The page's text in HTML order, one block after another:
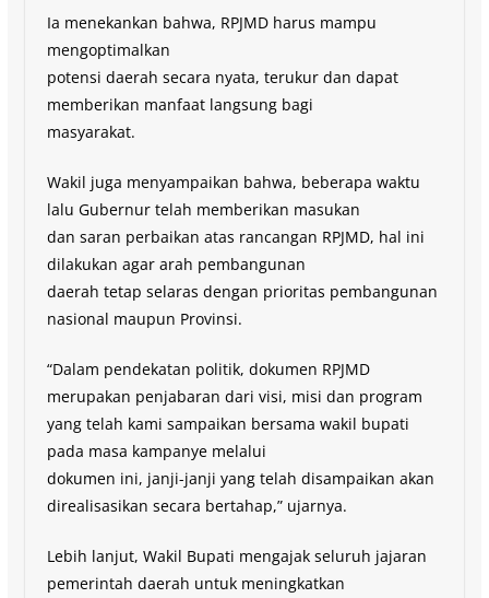
Ia menekankan bahwa, RPJMD harus mampu
mengoptimalkan
potensi daerah secara nyata, terukur dan dapat
memberikan manfaat langsung bagi
masyarakat.
Wakil juga menyampaikan bahwa, beberapa waktu
lalu Gubernur telah memberikan masukan
dan saran perbaikan atas rancangan RPJMD, hal ini
dilakukan agar arah pembangunan
daerah tetap selaras dengan prioritas pembangunan
nasional maupun Provinsi.
“Dalam pendekatan politik, dokumen RPJMD
merupakan penjabaran dari visi, misi dan program
yang telah kami sampaikan bersama wakil bupati
pada masa kampanye melalui
dokumen ini, janji-janji yang telah disampaikan akan
direalisasikan secara bertahap,” ujarnya.
Lebih lanjut, Wakil Bupati mengajak seluruh jajaran
pemerintah daerah untuk meningkatkan